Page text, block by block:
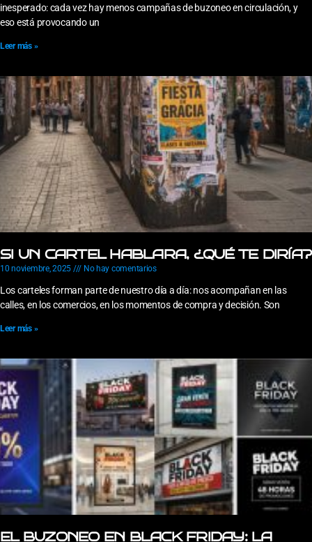
inesperado: cada vez hay menos campañas de buzoneo en circulación, y
eso está provocando un
Leer más »
SI UN CARTEL HABLARA, ¿QUÉ TE DIRÍA?
10 noviembre, 2025 No hay comentarios
Los carteles forman parte de nuestro día a día: nos acompañan en las
calles, en los comercios, en los momentos de compra y decisión. Son
Leer más »
EL BUZONEO EN BLACK FRIDAY: LA